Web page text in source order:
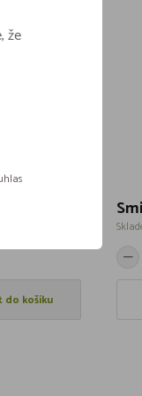
do košíku
že